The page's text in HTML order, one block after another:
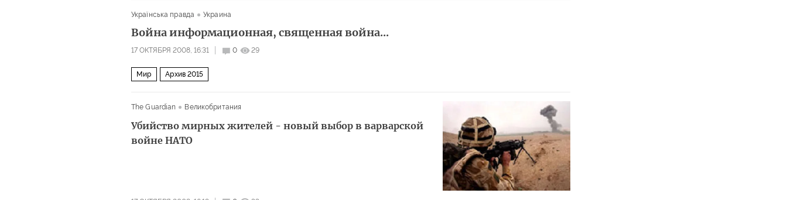
Українська правда Украина
Война информационная, священная война...
17 ОКТЯБРЯ 2008, 16:31 0 29
Мир Архив 2015
The Guardian Великобритания
Убийство мирных жителей - новый выбор в варварской
войне НАТО